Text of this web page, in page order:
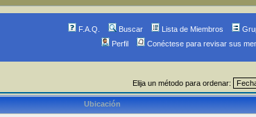
F.A.Q. Buscar Lista de Miembros
Perfil
Conéctese para revisar sus
Elija un método para ordenar:
Ubicación